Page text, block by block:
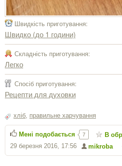
Швидкість приготування:
Швидко (до 1 години)
Складність приготування:
Легко
Спосіб приготування:
Рецепти для духовки
хліб, правильне харчування
mikroba
29 березня 2016, 17:56
Мені подобається 7 В